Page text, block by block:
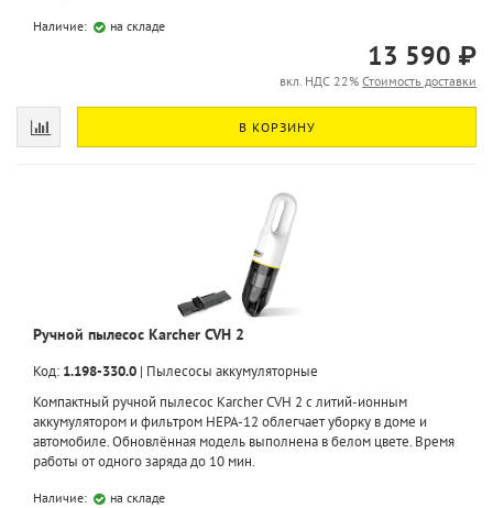
Наличие: на складе
13 590 ₽
вкл. НДС 22% Стоимость доставки
В КОРЗИНУ
Ручной пылесос Karcher CVH 2
Код: 1.198-330.0 | Пылесосы аккумуляторные
Компактный ручной пылесос Karcher CVH 2 с литий-ионным
аккумулятором и фильтром HEPA-12 облегчает уборку в доме и
автомобиле. Обновлённая модель выполнена в белом цвете. Время
работы от одного заряда до 10 мин.
Наличие: на складе